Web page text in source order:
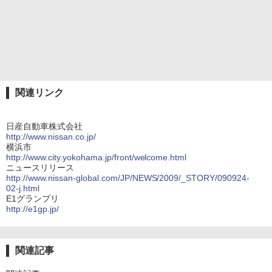
関連リンク
日産自動車株式会社
http://www.nissan.co.jp/
横浜市
http://www.city.yokohama.jp/front/welcome.html
ニュースリリース
http://www.nissan-global.com/JP/NEWS/2009/_STORY/090924-
02-j.html
E1グランプリ
http://e1gp.jp/
関連記事